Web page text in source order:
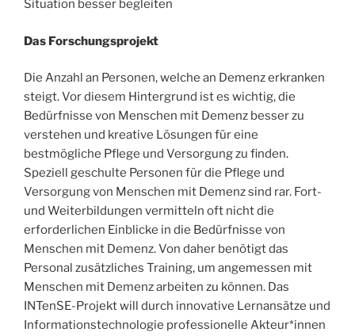
Situation besser begleiten
Das Forschungsprojekt
Die Anzahl an Personen, welche an Demenz erkranken
steigt. Vor diesem Hintergrund ist es wichtig, die
Bedürfnisse von Menschen mit Demenz besser zu
verstehen und kreative Lösungen für eine
bestmögliche Pflege und Versorgung zu finden.
Speziell geschulte Personen für die Pflege und
Versorgung von Menschen mit Demenz sind rar. Fort-
und Weiterbildungen vermitteln oft nicht die
erforderlichen Einblicke in die Bedürfnisse von
Menschen mit Demenz. Von daher benötigt das
Personal zusätzliches Training, um angemessen mit
Menschen mit Demenz arbeiten zu können. Das
INTenSE-Projekt will durch innovative Lernansätze und
Informationstechnologie professionelle Akteur*innen